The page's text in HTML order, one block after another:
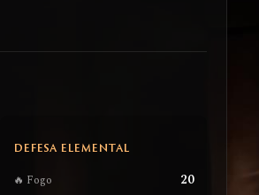
DEFESA ELEMENTAL
🔥 Fogo 20